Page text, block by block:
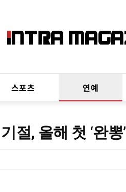
스포츠 연예
절, 올해 첫 ‘완뽕’